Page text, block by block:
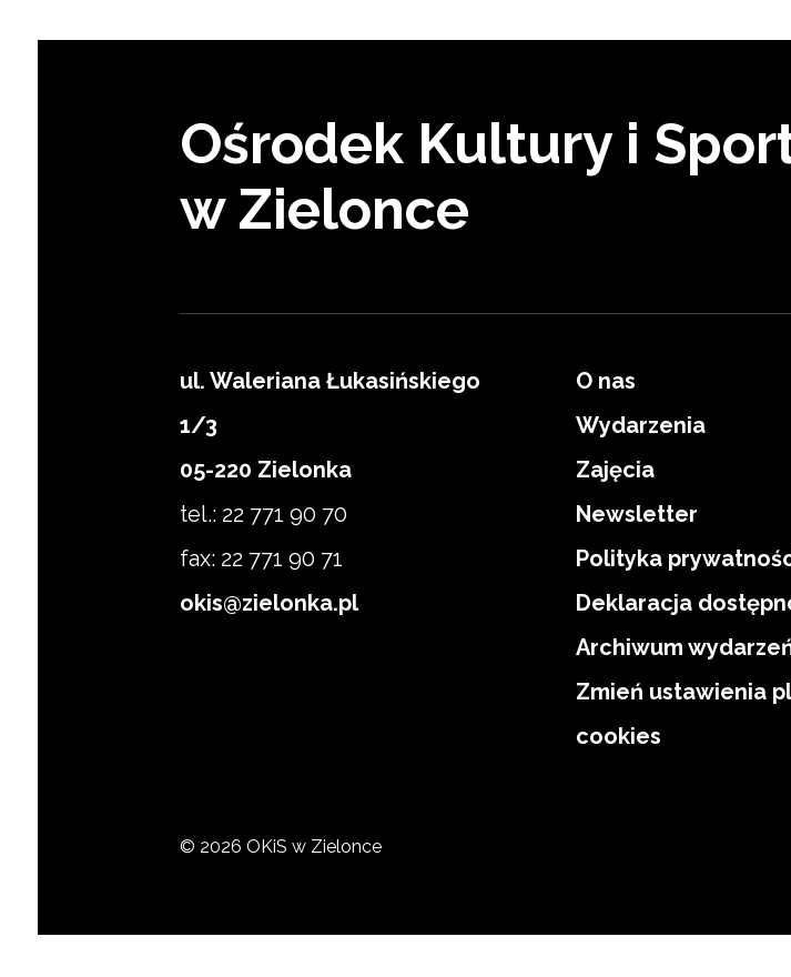
Ośrodek Kultury i
w Zielonce
ul. Waleriana Łukasińskiego
1/3
05-220 Zielonka
tel.: 22 771 90 70
fax: 22 771 90 71
okis@zielonka.pl
O nas
Wydarzenia
Zajęcia
Newsletter
Polityka
Deklaracja
Archiwum
Zmień ustawienia
cookies
© 2026 OKiS w Zielonce